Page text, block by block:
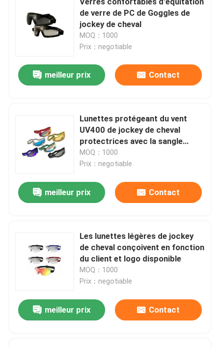
de verre de PC de Goggles de
jockey de cheval
MOQ：1000
Prix：negotiable
meilleur prix Contact
Lunettes protégeant du vent
UV400 de jockey de cheval
protectrices avec la sangle
réglable
MOQ：1000
Prix：negotiable
meilleur prix Contact
Les lunettes légères de jockey
de cheval conçoivent en fonction
du client et logo disponible
MOQ：1000
Prix：negotiable
meilleur prix Contact